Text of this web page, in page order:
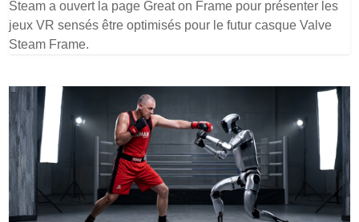
Steam a ouvert la page Great on Frame pour présenter les
jeux VR sensés être optimisés pour le futur casque Valve
Steam Frame.